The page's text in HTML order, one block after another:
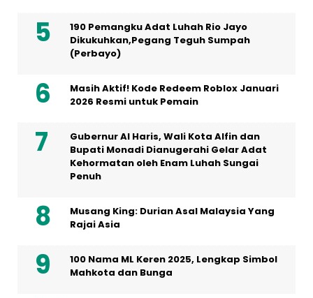
190 Pemangku Adat Luhah Rio Jayo
Dikukuhkan,Pegang Teguh Sumpah
(Perbayo)
Masih Aktif! Kode Redeem Roblox Januari
2026 Resmi untuk Pemain
Gubernur Al Haris, Wali Kota Alfin dan
Bupati Monadi Dianugerahi Gelar Adat
Kehormatan oleh Enam Luhah Sungai
Penuh
Musang King: Durian Asal Malaysia Yang
Rajai Asia
100 Nama ML Keren 2025, Lengkap Simbol
Mahkota dan Bunga